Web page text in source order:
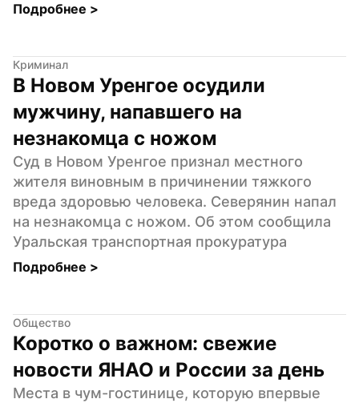
Подробнее >
Криминал
В Новом Уренгое осудили
мужчину, напавшего на
незнакомца с ножом
Суд в Новом Уренгое признал местного
жителя виновным в причинении тяжкого
вреда здоровью человека. Северянин напал
на незнакомца с ножом. Об этом сообщила
Уральская транспортная прокуратура
Подробнее >
Общество
Коротко о важном: свежие
новости ЯНАО и России за день
Места в чум-гостинице, которую впервые